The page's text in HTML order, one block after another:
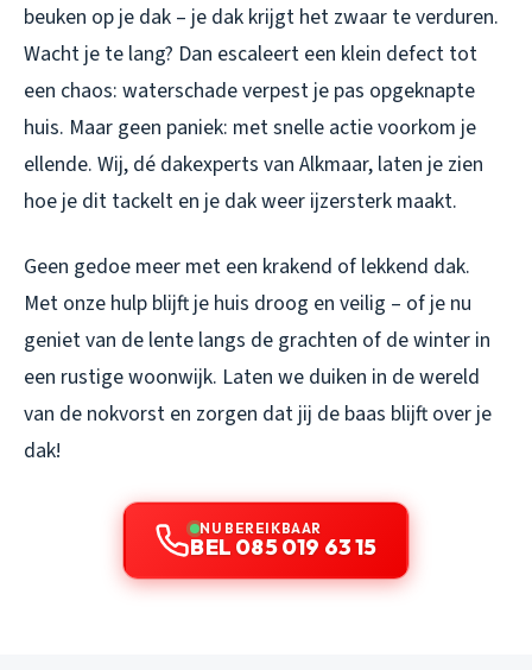
beuken op je dak – je dak krijgt het zwaar te verduren.
Wacht je te lang? Dan escaleert een klein defect tot
een chaos: waterschade verpest je pas opgeknapte
huis. Maar geen paniek: met snelle actie voorkom je
ellende. Wij, dé dakexperts van Alkmaar, laten je zien
hoe je dit tackelt en je dak weer ijzersterk maakt.
Geen gedoe meer met een krakend of lekkend dak.
Met onze hulp blijft je huis droog en veilig – of je nu
geniet van de lente langs de grachten of de winter in
een rustige woonwijk. Laten we duiken in de wereld
van de nokvorst en zorgen dat jij de baas blijft over je
dak!
NU BEREIKBAAR
BEL 085 019 63 15